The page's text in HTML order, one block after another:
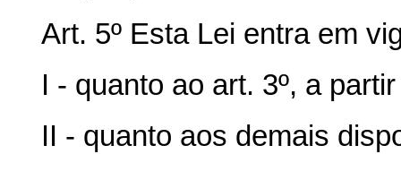
Art. 5º Esta Lei entra em
I - quanto ao art. 3º, a
II - quanto aos demais